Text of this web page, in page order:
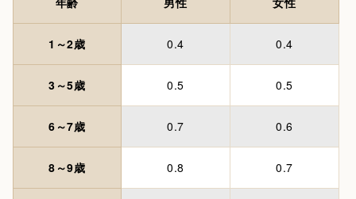
1～2歳 0.4 0.4
3～5歳 0.5 0.5
6～7歳 0.7 0.6
8～9歳 0.8 0.7